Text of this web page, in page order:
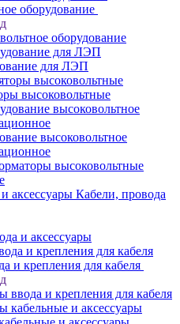
оборудование
оборудование
для ЛЭП
высоковольтные
высоковольтное
высоковольтные
Кабели, провода
и аксессуары
и крепления для кабеля
ввода и крепления для кабеля